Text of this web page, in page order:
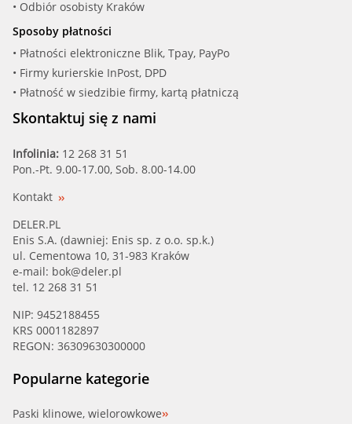
• Odbiór osobisty Kraków
Sposoby płatności
• Płatności elektroniczne Blik, Tpay, PayPo
• Firmy kurierskie InPost, DPD
• Płatność w siedzibie firmy, kartą płatniczą
Skontaktuj się z nami
Infolinia: 12 268 31 51
Pon.-Pt. 9.00-17.00, Sob. 8.00-14.00
Kontakt
DELER.PL
Enis S.A. (dawniej: Enis sp. z o.o. sp.k.)
ul. Cementowa 10, 31-983 Kraków
e-mail: bok@deler.pl
tel. 12 268 31 51
NIP: 9452188455
KRS 0001182897
REGON: 36309630300000
Popularne kategorie
Paski klinowe, wielorowkowe